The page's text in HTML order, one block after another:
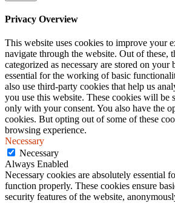
Privacy Overview
This website uses cookies to improve your
navigate through the website. Out of these,
categorized as necessary are stored on your
essential for the working of basic
also use third-party cookies that help us
you use this website. These cookies will be
only with your consent. You also have the
cookies. But opting out of some of these
browsing experience.
Necessary
Necessary
Always Enabled
Necessary cookies are absolutely essential
function properly. These cookies ensure
security features of the website,